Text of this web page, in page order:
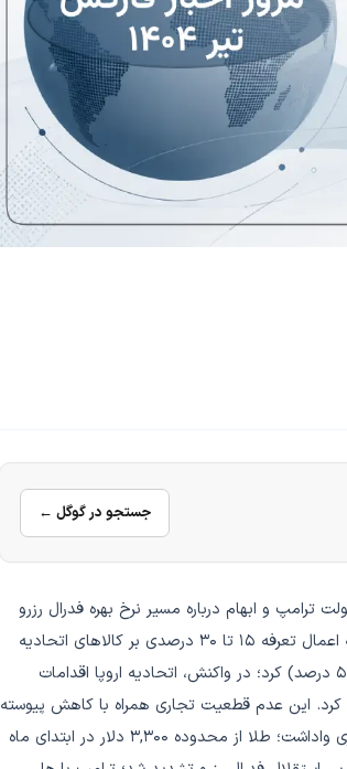
جستجو در گوگل ←
ترامپ و ابهام درباره مسیر نرخ بهره فدرال رزرو
بود. ترامپ ضرب‌الاجل اول آگوست را برای توافقات تجاری تعیین کرد و تهدید به اعمال تعرفه ۱۵ تا ۳۰ درصدی بر کالاهای اتحادیه
اروپا و شرکای تجاری دیگر (از جمله مکزیک، کانادا، ژاپن و برزیل با نرخ‌های تا ۵۰ درصد) کرد؛ در واکنش، اتحادیه اروپا اقدامات
صادرات آمریکا) را آماده کرد. این عدم قطعیت تجاری همراه با کاهش پیوسته
بازدهی اوراق خزانه‌داری آمریکا و افت شاخص دلار، طلا را به روند صعودی پایداری واداشت؛ طلا از محدوده ۳,۳۰۰ دلار در ابتدای ماه